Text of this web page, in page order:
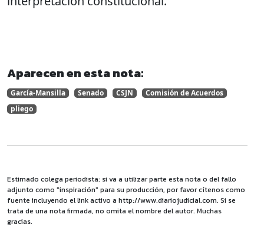
Aparecen en esta nota:
García-Mansilla Senado CSJN
Comisión de Acuerdos
pliego
Estimado colega periodista: si va a utilizar parte esta nota o del fallo
adjunto como "inspiración" para su producción, por favor cítenos como
fuente incluyendo el link activo a http://www.diariojudicial.com. Si se
trata de una nota firmada, no omita el nombre del autor. Muchas
gracias.